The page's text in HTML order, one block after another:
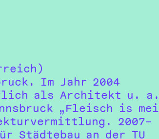
Im Jahr 2004
als Architekt u. a.
„Fleisch is mei
2007–
Städtebau an der TU